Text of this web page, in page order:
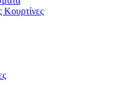
Κουρτίνες